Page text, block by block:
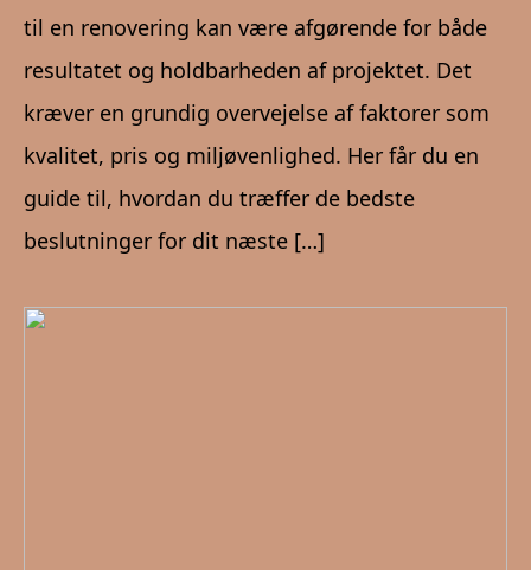
til en renovering kan være afgørende for både
resultatet og holdbarheden af projektet. Det
kræver en grundig overvejelse af faktorer som
kvalitet, pris og miljøvenlighed. Her får du en
guide til, hvordan du træffer de bedste
beslutninger for dit næste […]